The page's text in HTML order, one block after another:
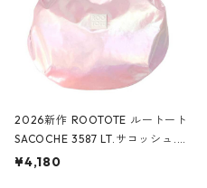
2026新作 ROOTOTE ルートート
SACOCHE 3587 LT.サコッシュ.ル
ミエ-B ショルダーバッグ グロスピ
¥4,180